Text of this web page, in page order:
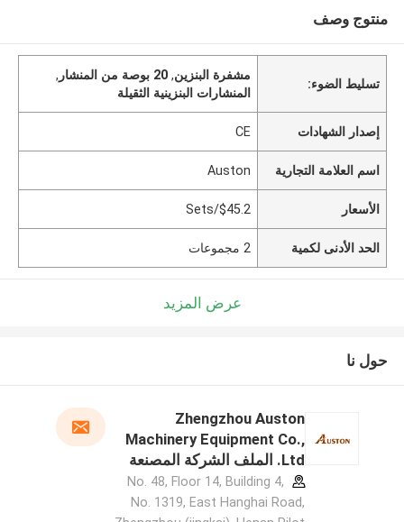
منتوج وصف
تسليط الضوء:
مشفرة البنزين,20 بوصة من المنشار
,
المنشارات البنزينية الثقيلة
إصدار الشهادات CE
اسم العلامة التجارية Auston
الأسعار $45.2/Sets
الحد الأدنى لكمية 2 مجموعات
عرض المزيد
حول نا
Zhengzhou Auston
Machinery Equipment Co.,
Ltd. الملف الشركة المصنعة
No. 48, Floor 14, Building 4,
No. 1319, East Hanghai Road,